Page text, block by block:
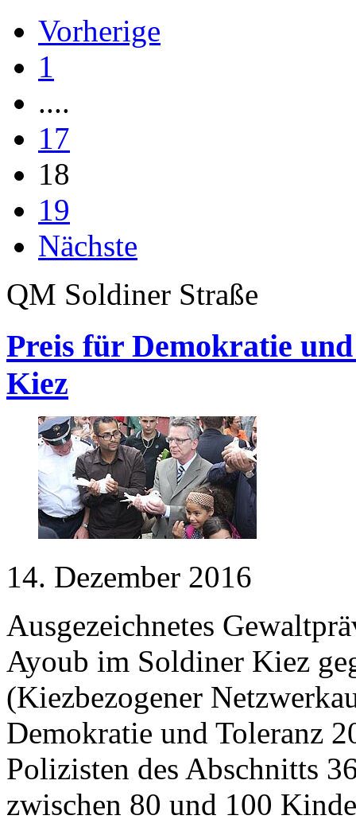
Vorherige
1
....
17
18
19
Nächste
QM Soldiner Straße
Preis für Demokratie
Kiez
14. Dezember 2016
Ausgezeichnetes
Ayoub im Soldiner Kiez
(Kiezbezogener
Demokratie und Toleranz
Polizisten des Abschnitts
zwischen 80 und 100